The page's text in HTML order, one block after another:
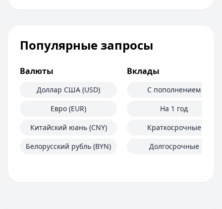
Популярные запросы
Валюты
Доллар США (USD)
Евро (EUR)
Китайский юань (CNY)
Белорусский рубль (BYN)
Вклады
С пополнением
На 1 год
Краткосрочные
Долгосрочные